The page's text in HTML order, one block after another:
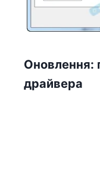
Оновлення:
драйвера